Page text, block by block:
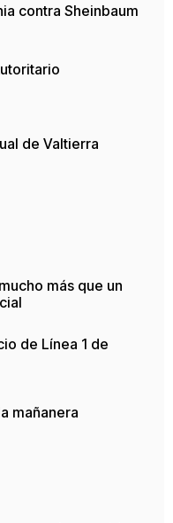
contra Sheinbaum
de Valtierra
más que un
de Línea 1 de
mañanera